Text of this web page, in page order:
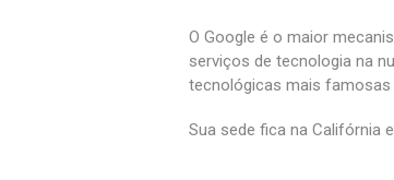
O Google é o maior
serviços de tecnologia na
tecnológicas mais famosas
Sua sede fica na Califórnia